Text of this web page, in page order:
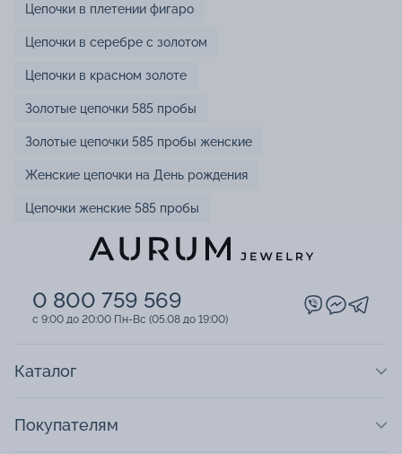
Цепочки в плетении фигаро
Цепочки в серебре с золотом
Цепочки в красном золоте
Золотые цепочки 585 пробы
Золотые цепочки 585 пробы женские
Женские цепочки на День рождения
Цепочки женские 585 пробы
0 800 759 569
c 9:00 до 20:00 Пн-Вс (05.08 до 19:00)
Каталог
Покупателям